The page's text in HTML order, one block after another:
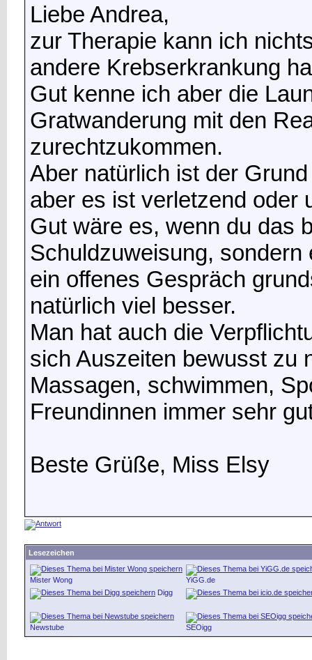
Liebe Andrea,
zur Therapie kann ich
andere Krebserkrankung
Gut kenne ich aber die
Gratwanderung mit den
zurechtzukommen.
Aber natürlich ist der
aber es ist verletzend oder
Gut wäre es, wenn du das
Schuldzuweisung,
ein offenes Gespräch
natürlich viel besser.
Man hat auch die
sich Auszeiten bewusst zu
Massagen, schwimmen,
Freundinnen immer sehr
Beste Grüße, Miss Elsy
Lesezeichen
Mister Wong
YiGG.de
Digg
Newstube SEOigg